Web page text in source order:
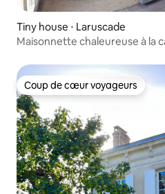
Tiny house ⋅ Laruscade
Maisonnette chaleureuse à la
Coup de cœur voyageurs
Coup de cœur voyageurs